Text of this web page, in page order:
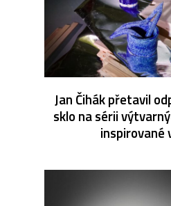
Jan Čihák přetavil
sklo na sérii
inspirované